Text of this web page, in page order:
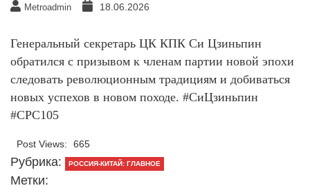
Metroadmin 18.06.2026
Генеральный секретарь ЦК КПК Си Цзиньпин
обратился с призывом к членам партии новой эпохи
следовать революционным традициям и добиваться
новых успехов в новом походе. #СиЦзиньпин
#CPC105
Post Views: 665
Рубрика: РОССИЯ-КИТАЙ: ГЛАВНОЕ
Метки: